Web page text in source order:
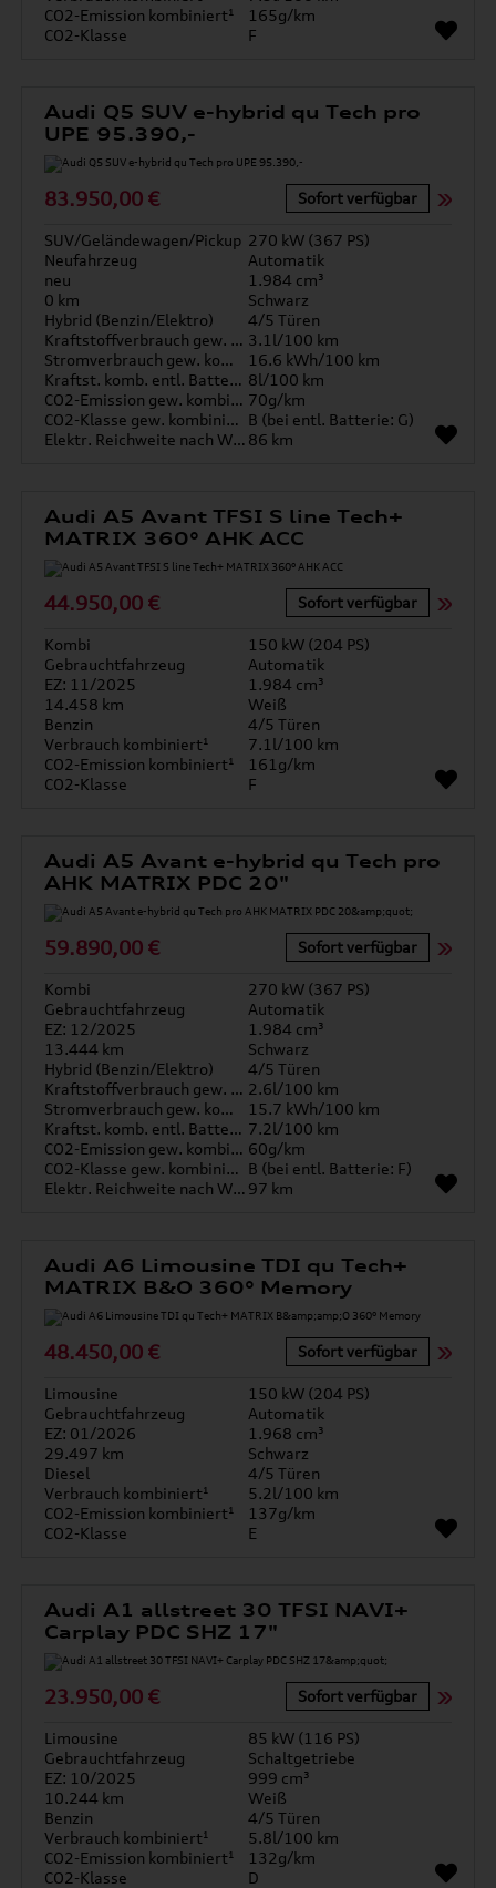
CO2-Emission kombiniert¹
165g/km
CO2-Klasse
F
Audi Q5 SUV e-hybrid qu Tech pro
UPE 95.390,-
83.950,00 € Sofort verfügbar
SUV/Geländewagen/Pickup 270 kW (367 PS)
Neufahrzeug
Automatik
neu
1.984 cm³
0 km
Schwarz
Hybrid (Benzin/Elektro)
4/5 Türen
Kraftstoffverbrauch gew. kombiniert 3.1l/100 km
Stromverbrauch gew. kombiniert
16.6 kWh/100 km
Kraftst. komb. entl. Batterie 8l/100 km
CO2-Emission gew. kombiniert 70g/km
CO2-Klasse gew. kombiniert B (bei entl. Batterie: G)
Elektr. Reichweite nach WLTP* 86 km
Audi A5 Avant TFSI S line Tech+
MATRIX 360° AHK ACC
44.950,00 € Sofort verfügbar
Kombi
150 kW (204 PS)
Gebrauchtfahrzeug
Automatik
EZ: 11/2025
1.984 cm³
14.458 km
Weiß
Benzin
4/5 Türen
Verbrauch kombiniert¹
7.1l/100 km
CO2-Emission kombiniert¹
161g/km
CO2-Klasse
F
Audi A5 Avant e-hybrid qu Tech pro
AHK MATRIX PDC 20"
59.890,00 € Sofort verfügbar
Kombi
270 kW (367 PS)
Gebrauchtfahrzeug
Automatik
EZ: 12/2025
1.984 cm³
13.444 km
Schwarz
Hybrid (Benzin/Elektro)
4/5 Türen
Kraftstoffverbrauch gew. kombiniert 2.6l/100 km
Stromverbrauch gew. kombiniert
15.7 kWh/100 km
Kraftst. komb. entl. Batterie 7.2l/100 km
CO2-Emission gew. kombiniert 60g/km
CO2-Klasse gew. kombiniert B (bei entl. Batterie: F)
Elektr. Reichweite nach WLTP* 97 km
Audi A6 Limousine TDI qu Tech+
MATRIX B&O 360° Memory
48.450,00 € Sofort verfügbar
Limousine
150 kW (204 PS)
Gebrauchtfahrzeug
Automatik
EZ: 01/2026
1.968 cm³
29.497 km
Schwarz
Diesel
4/5 Türen
Verbrauch kombiniert¹
5.2l/100 km
CO2-Emission kombiniert¹
137g/km
CO2-Klasse
E
Audi A1 allstreet 30 TFSI NAVI+
Carplay PDC SHZ 17"
23.950,00 € Sofort verfügbar
Limousine
85 kW (116 PS)
Gebrauchtfahrzeug
Schaltgetriebe
EZ: 10/2025
999 cm³
10.244 km
Weiß
Benzin
4/5 Türen
Verbrauch kombiniert¹
5.8l/100 km
CO2-Emission kombiniert¹
132g/km
CO2-Klasse
D